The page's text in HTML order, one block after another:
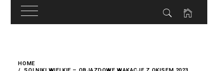
treści
HOME